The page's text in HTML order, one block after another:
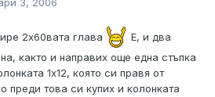
3, 2006
2х60вата глава
Е, и два
както и направих още една стъпка
1х12, която си правя от
преди това си купих и колонката